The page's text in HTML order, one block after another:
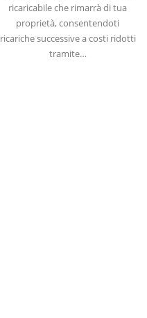
ricaricabile che rimarrà di tua
proprietà, consentendoti
ricariche successive a costi ridotti
tramite…